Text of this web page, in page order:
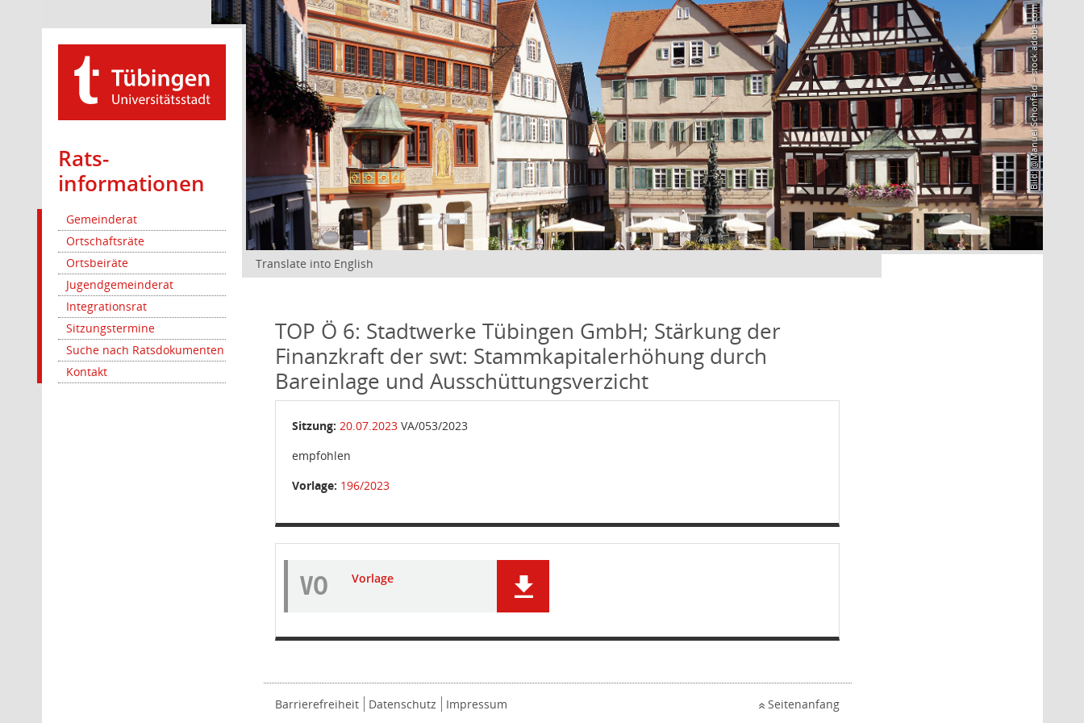
Rats­
informationen
Gemeinderat
Ortschaftsräte
Ortsbeiräte
Jugendgemeinderat
Integrationsrat
Sitzungstermine
Suche nach Ratsdokumenten
Kontakt
Bild: @Manuel Schönfeld – stock.adobe.com
Translate into English
TOP Ö 6: Stadtwerke Tübingen GmbH; Stärkung der
Finanzkraft der swt: Stammkapitalerhöhung durch
Bareinlage und Ausschüttungsverzicht
Sitzung: 20.07.2023 VA/053/2023
empfohlen
Vorlage: 196/2023
VO Vorlage
Barrierefreiheit Datenschutz Impressum Seitenanfang